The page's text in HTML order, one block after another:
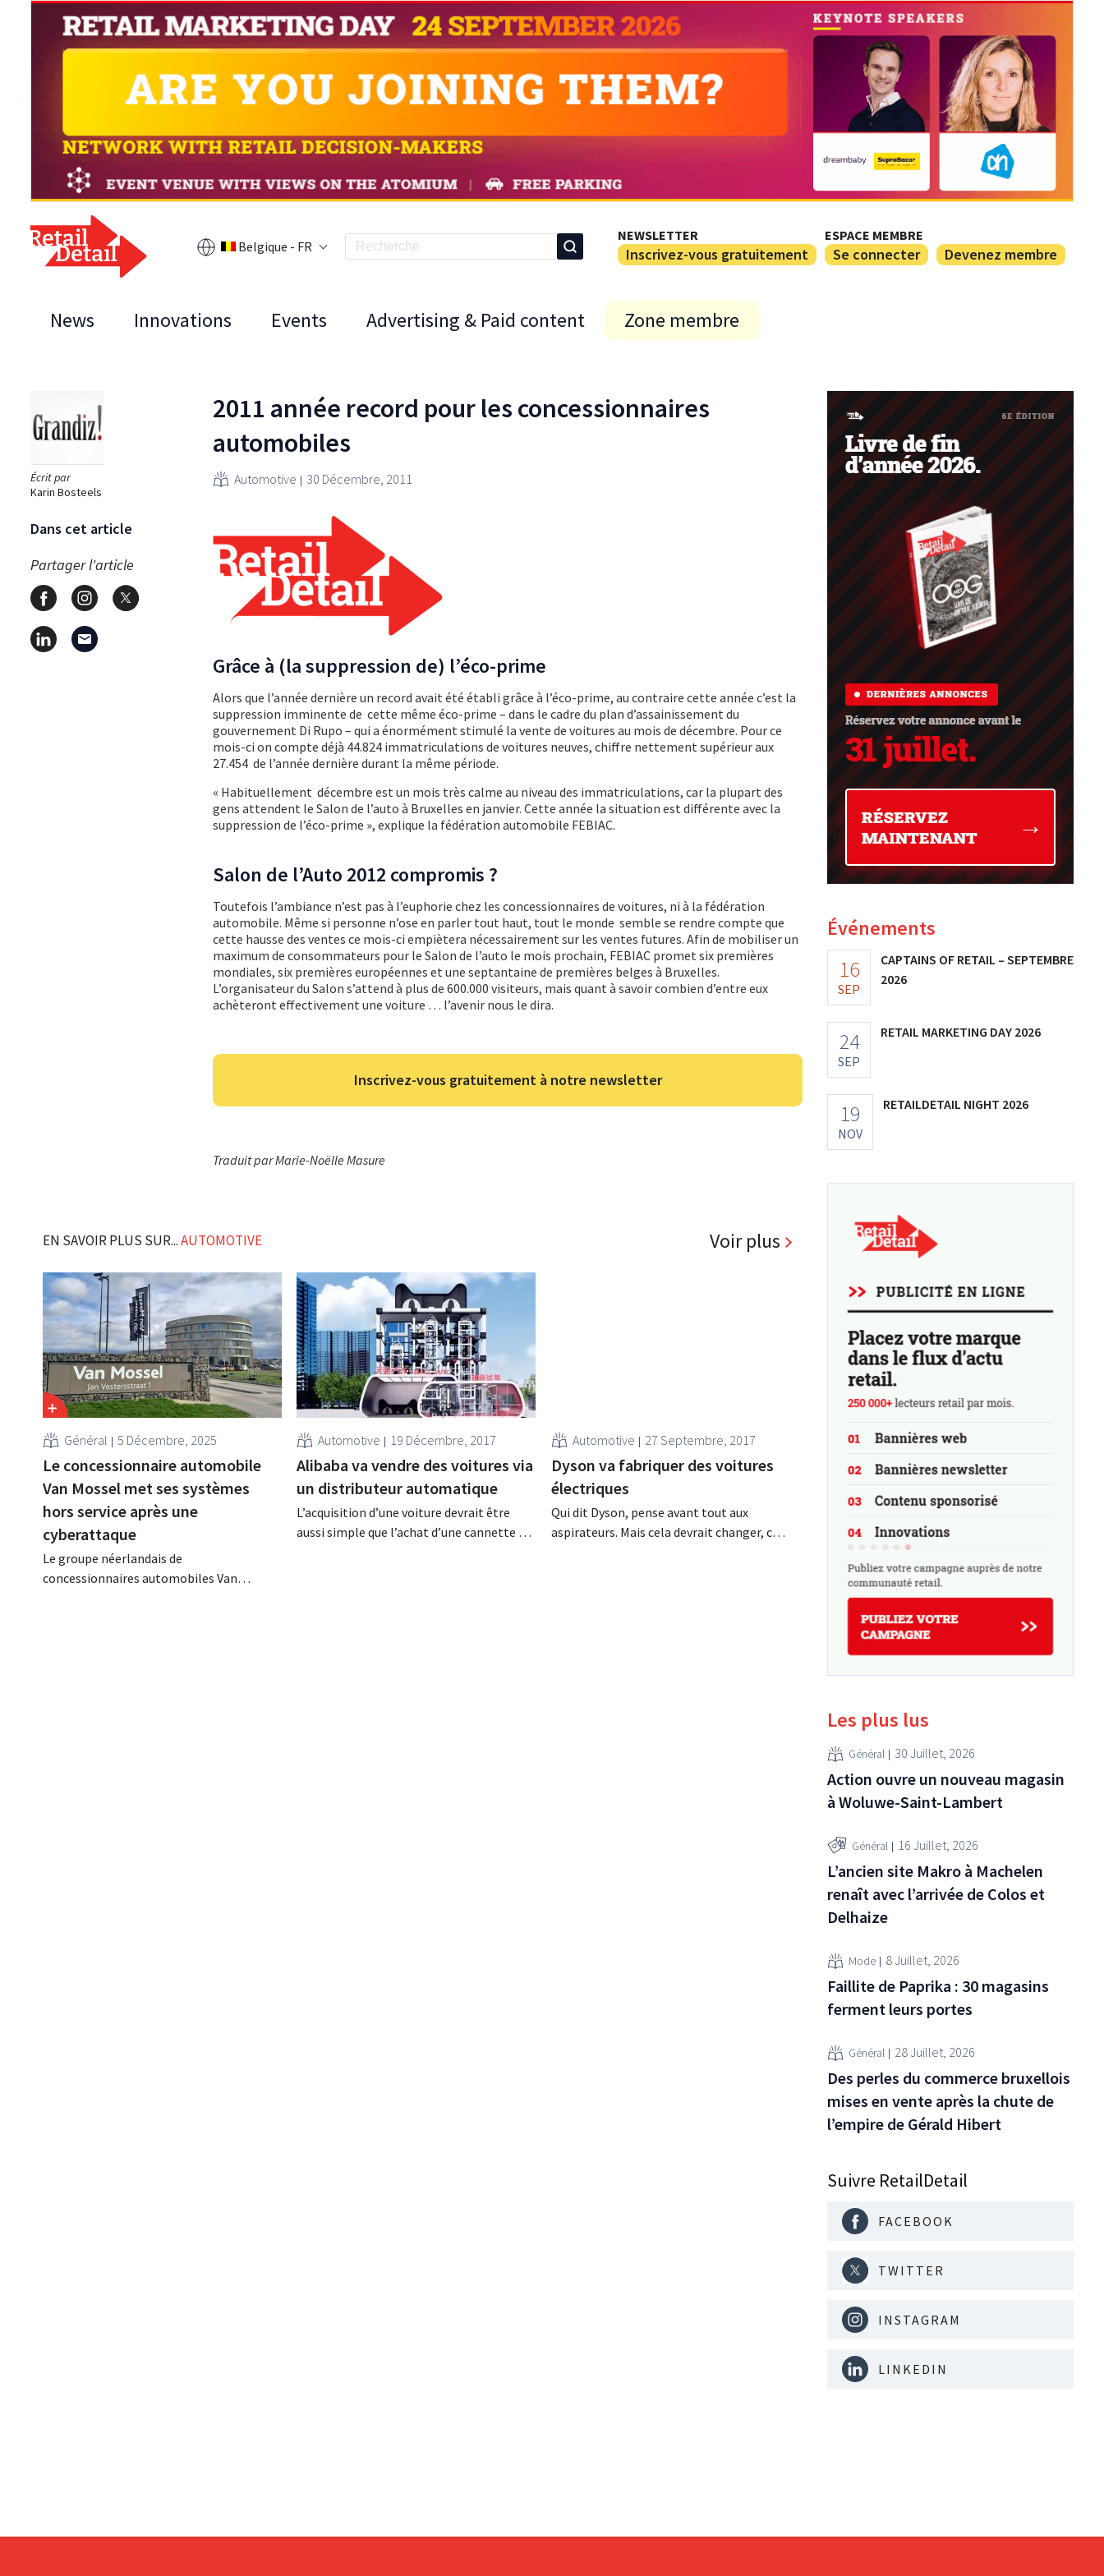
Belgique - FR
NEWSLETTER
Inscrivez-vous gratuitement
ESPACE MEMBRE
Se connecter Devenez membre
News Innovations Events Advertising & Paid content Zone membre
Écrit par
Karin Bosteels
Dans cet article
Partager l'article
2011 année record pour les concessionnaires
automobiles
Automotive 30 Décembre, 2011
Grâce à (la suppression de) l’éco-prime
Alors que l’année dernière un record avait été établi grâce à l’éco-prime, au contraire cette année c’est la
suppression imminente de cette même éco-prime – dans le cadre du plan d’assainissement du
gouvernement Di Rupo – qui a énormément stimulé la vente de voitures au mois de décembre. Pour ce
mois-ci on compte déjà 44.824 immatriculations de voitures neuves, chiffre nettement supérieur aux
27.454 de l’année dernière durant la même période.
« Habituellement décembre est un mois très calme au niveau des immatriculations, car la plupart des
gens attendent le Salon de l’auto à Bruxelles en janvier. Cette année la situation est différente avec la
suppression de l’éco-prime », explique la fédération automobile FEBIAC.
Salon de l’Auto 2012 compromis ?
Toutefois l’ambiance n’est pas à l’euphorie chez les concessionnaires de voitures, ni à la fédération
automobile. Même si personne n’ose en parler tout haut, tout le monde semble se rendre compte que
cette hausse des ventes ce mois-ci empiètera nécessairement sur les ventes futures. Afin de mobiliser un
maximum de consommateurs pour le Salon de l’auto le mois prochain, FEBIAC promet six premières
mondiales, six premières européennes et une septantaine de premières belges à Bruxelles.
L’organisateur du Salon s’attend à plus de 600.000 visiteurs, mais quant à savoir combien d’entre eux
achèteront effectivement une voiture … l’avenir nous le dira.
Inscrivez-vous gratuitement à notre newsletter
Traduit par Marie-Noëlle Masure
EN SAVOIR PLUS SUR...AUTOMOTIVE Voir plus
Général 5 Décembre, 2025
Le concessionnaire automobile
Van Mossel met ses systèmes
hors service après une
cyberattaque
Le groupe néerlandais de
concessionnaires automobiles Van
Automotive 19 Décembre, 2017
Alibaba va vendre des voitures via
un distributeur automatique
L’acquisition d’une voiture devrait être
aussi simple que l’achat d’une cannette de
Automotive 27 Septembre, 2017
Dyson va fabriquer des voitures
électriques
Qui dit Dyson, pense avant tout aux
aspirateurs. Mais cela devrait changer, car
Événements
16
SEP
CAPTAINS OF RETAIL – SEPTEMBRE
2026
24
SEP
RETAIL MARKETING DAY 2026
19
NOV
RETAILDETAIL NIGHT 2026
Les plus lus
Général 30 Juillet, 2026
Action ouvre un nouveau magasin
à Woluwe-Saint-Lambert
Général 16 Juillet, 2026
L’ancien site Makro à Machelen
renaît avec l’arrivée de Colos et
Delhaize
Mode 8 Juillet, 2026
Faillite de Paprika : 30 magasins
ferment leurs portes
Général 28 Juillet, 2026
Des perles du commerce bruxellois
mises en vente après la chute de
l’empire de Gérald Hibert
Suivre RetailDetail
FACEBOOK
TWITTER
INSTAGRAM
LINKEDIN